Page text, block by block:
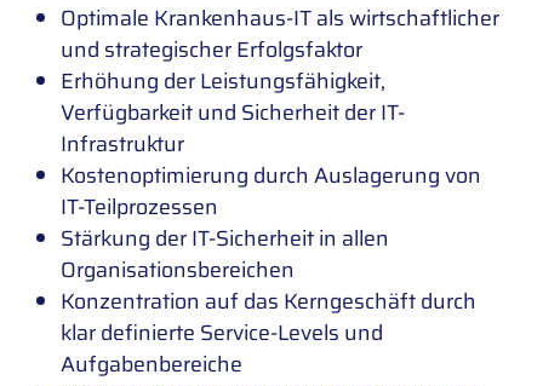
Optimale Krankenhaus-IT als wirtschaftlicher
und strategischer Erfolgsfaktor
Erhöhung der Leistungsfähigkeit,
Verfügbarkeit und Sicherheit der IT-
Infrastruktur
Kostenoptimierung durch Auslagerung von
IT-Teilprozessen
Stärkung der IT-Sicherheit in allen
Organisationsbereichen
Konzentration auf das Kerngeschäft durch
klar definierte Service-Levels und
Aufgabenbereiche